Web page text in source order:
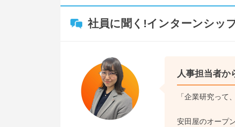
社員に聞く!インターンシッ
人事担当者か
「企業研究っ
安田屋のオープ